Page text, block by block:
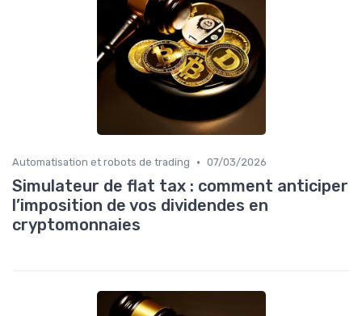
Automatisation et robots de trading • 07/03/2026
Simulateur de flat tax : comment anticiper
l’imposition de vos dividendes en
cryptomonnaies